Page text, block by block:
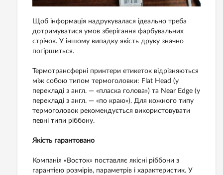
Щоб інформація надрукувалася ідеально треба
дотримуватися умов зберігання фарбувальних
стрічок. У іншому випадку якість друку значно
погіршиться.
Термотрансферні принтери етикеток відрізняються
між собою типом термоголовки: Flat Head (у
перекладі з англ. — «пласка голова») та Near Edge (у
перекладі з англ. — «по краю»). Для кожного типу
термоголовок рекомендується використовувати
певні типи ріббону.
Якість гарантовано
Компанія «Восток» поставляє якісні ріббони з
гарантією розмірів, параметрів і характеристик. У